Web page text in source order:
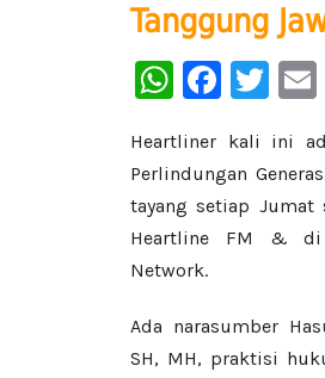
Tanggung
Heartliner kali ini
Perlindungan
tayang setiap
Heartline FM & di
Network.
Ada narasumber
SH, MH, praktisi